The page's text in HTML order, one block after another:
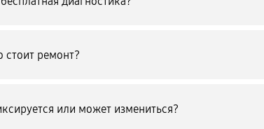
стоит ремонт?
или может измениться?